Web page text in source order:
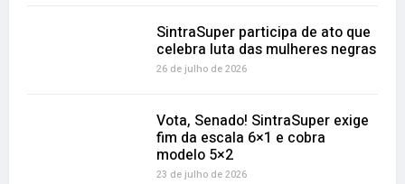
SintraSuper participa de ato que
celebra luta das mulheres negras
26 de julho de 2026
Vota, Senado! SintraSuper exige
fim da escala 6×1 e cobra
modelo 5×2
23 de julho de 2026